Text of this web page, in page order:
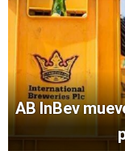
AB InBev